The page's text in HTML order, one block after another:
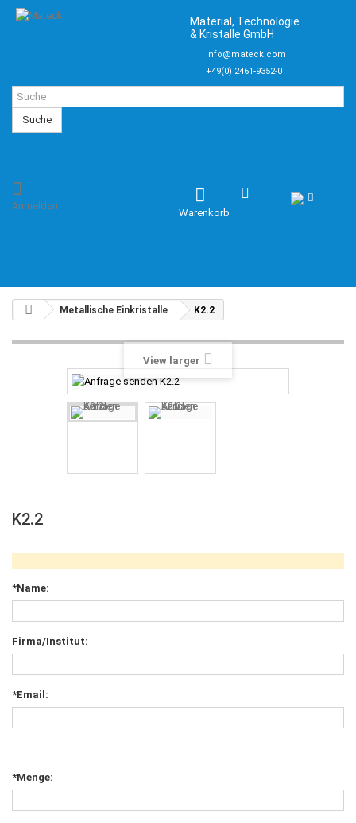
Material, Technologie
& Kristalle GmbH
info@mateck.com
+49(0) 2461-9352-0
Suche
Warenkorb
Anmelden
Metallische Einkristalle K2.2
View larger
K2.2
*Name:
Firma/Institut:
*Email:
*Menge: